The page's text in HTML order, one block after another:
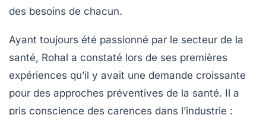
des besoins de chacun.
Ayant toujours été passionné par le secteur de la
santé, Rohal a constaté lors de ses premières
expériences qu’il y avait une demande croissante
pour des approches préventives de la santé. Il a
pris conscience des carences dans l’industrie :